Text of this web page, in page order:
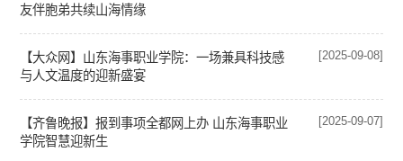
友伴胞弟共续山海情缘
【大众网】山东海事职业学院：一场兼具科技感
与人文温度的迎新盛宴
[2025-09-08]
【齐鲁晚报】报到事项全都网上办 山东海事职业
学院智慧迎新生
[2025-09-07]